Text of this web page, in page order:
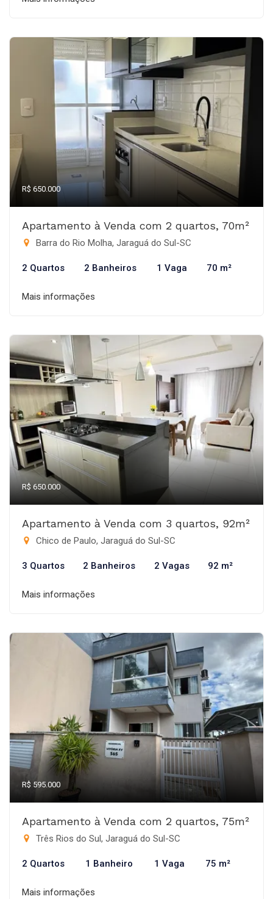
R$ 650.000
Apartamento à Venda com 2 quartos, 70m²
Barra do Rio Molha, Jaraguá do Sul-SC
2 Quartos 2 Banheiros 1 Vaga 70 m²
Mais informações
R$ 650.000
Apartamento à Venda com 3 quartos, 92m²
Chico de Paulo, Jaraguá do Sul-SC
3 Quartos 2 Banheiros 2 Vagas 92 m²
Mais informações
R$ 595.000
Apartamento à Venda com 2 quartos, 75m²
Três Rios do Sul, Jaraguá do Sul-SC
2 Quartos 1 Banheiro 1 Vaga 75 m²
Mais informações